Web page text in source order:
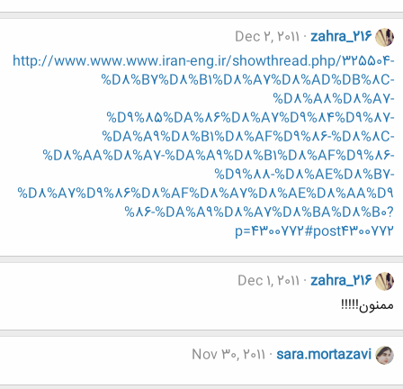
zahra_216
Dec 2, 2011
http://www.www.www.iran-eng.ir/showthread.php/325504-
%D8%B7%D8%B1%D8%A7%D8%AD%DB%8C-
%D8%A8%D8%A7-
%D9%85%DA%86%D8%A7%D9%84%D9%87-
%DA%A9%D8%B1%D8%AF%D9%86-%D8%8C-
%D8%AA%D8%A7-%DA%A9%D8%B1%D8%AF%D9%86-
%D9%88-%D8%AE%D8%B7-
%D8%A7%D9%86%D8%AF%D8%A7%D8%AE%D8%AA%D9
%86-%DA%A9%D8%A7%D8%BA%D8%B0?
p=4300772#post4300772
zahra_216
Dec 1, 2011
ممنون!!!!!
sara.mortazavi
Nov 30, 2011